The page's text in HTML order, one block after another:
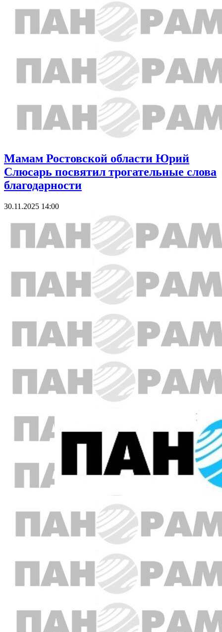
Мамам Ростовской области Юрий
Слюсарь посвятил трогательные слова
благодарности
30.11.2025 14:00